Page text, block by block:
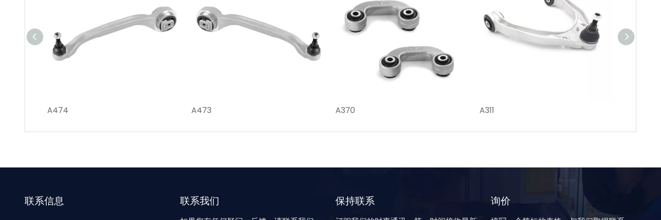
A474 A473 A370 A311
联系信息 联系我们 保持联系 询价